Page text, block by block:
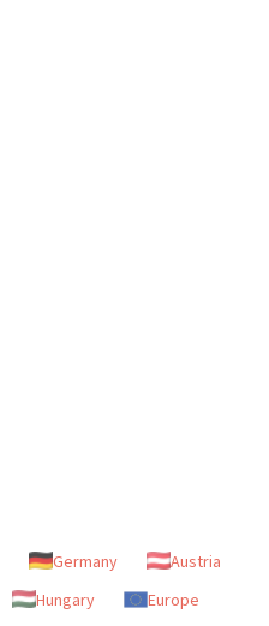
Germany
Austria
Hungary Europe